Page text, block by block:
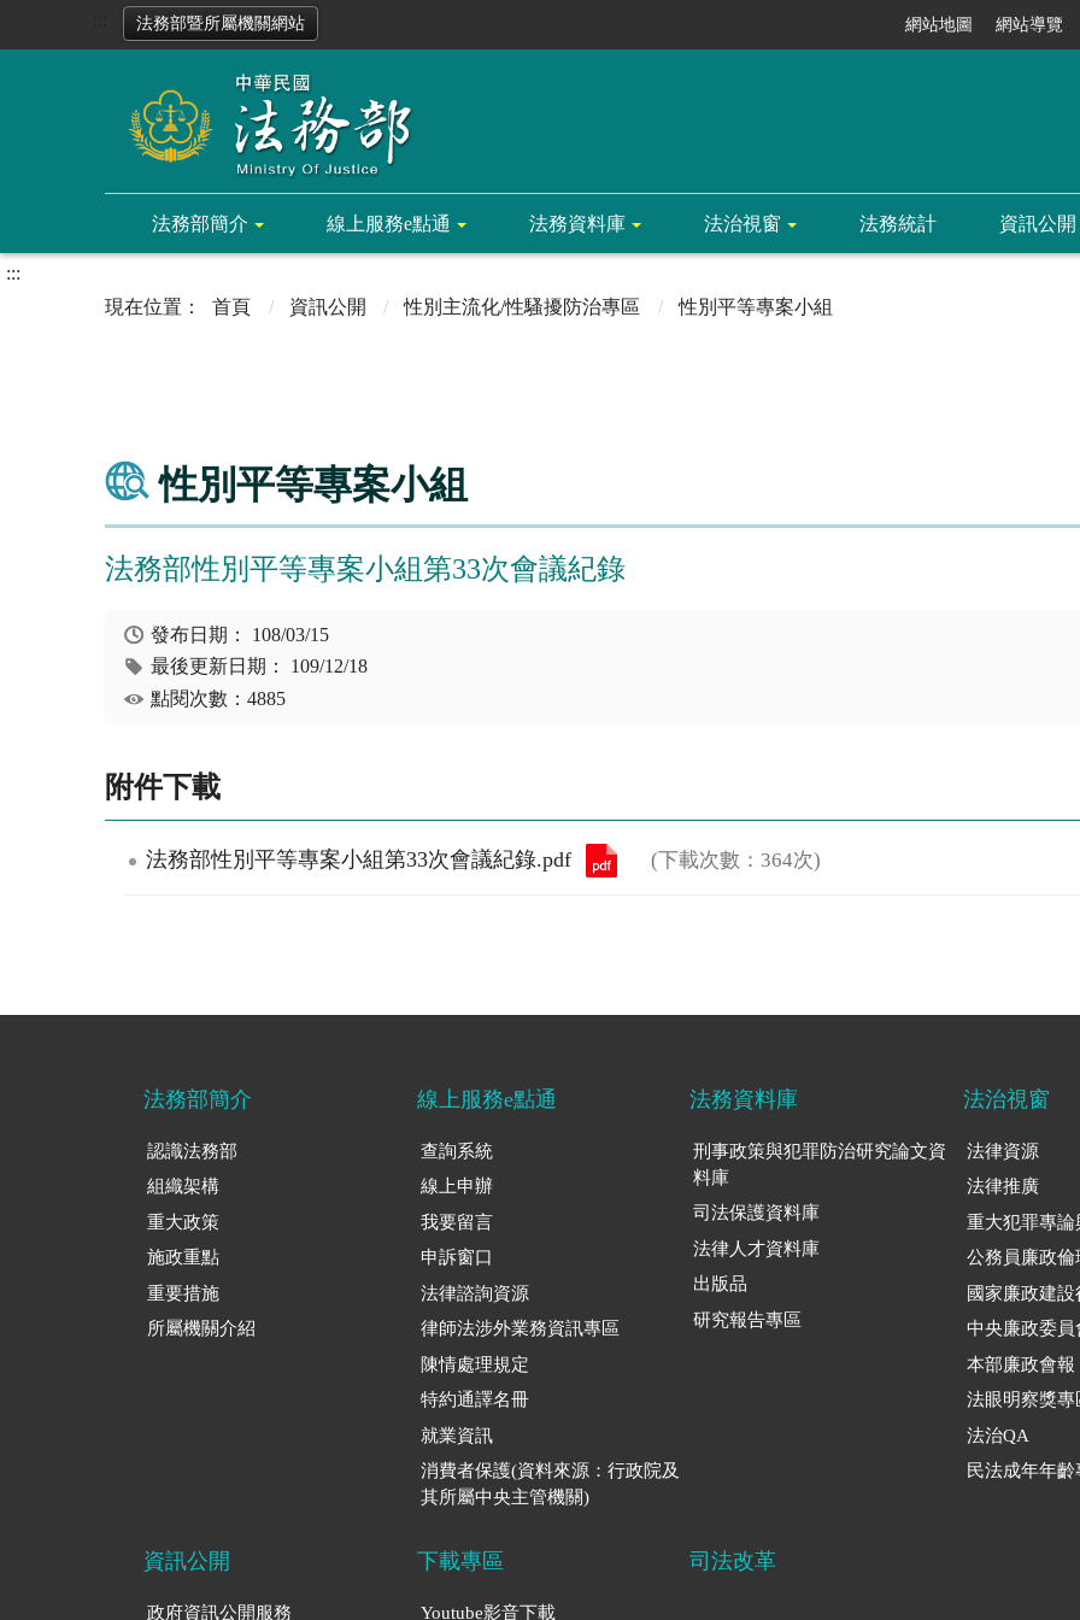
法務部暨所屬機關網站 網站地圖 網站導覽
法務部簡介 線上服務e點通 法務資料庫 法治視窗 法務統計 資訊公開
:::
首頁
資訊公開 性別主流化/性騷擾防治專區 性別平等專案小組
性別平等專案小組
法務部性別平等專案小組第33次會議紀錄
發布日期： 108/03/15
最後更新日期： 109/12/18
點閱次數：4885
附件下載
法務部性別平等專案小組第33次會議紀錄.pdf (下載次數：364次)
法務部簡介
認識法務部
組織架構
重大政策
施政重點
重要措施
所屬機關介紹
線上服務e點通
查詢系統
線上申辦
我要留言
申訴窗口
法律諮詢資源
律師法涉外業務資訊專區
陳情處理規定
特約通譯名冊
就業資訊
消費者保護(資料來源：行政院及
其所屬中央主管機關)
法務資料庫
刑事政策與犯罪防治研究論文資
料庫
司法保護資料庫
法律人才資料庫
出版品
研究報告專區
法治視窗
法律資源
法律推廣
重大犯罪專論
公務員廉政倫
國家廉政建設
中央廉政委員
本部廉政會報
法眼明察獎專
法治QA
民法成年年齡
資訊公開
政府資訊公開服務
下載專區
Youtube影音下載
司法改革